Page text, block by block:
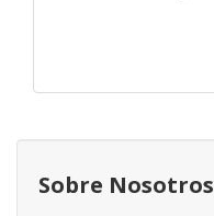
Sobre Nosotros